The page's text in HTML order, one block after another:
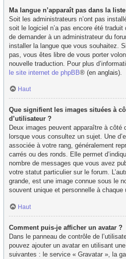
Ma langue n’apparaît pas dans la
Soit les administrateurs n’ont pas
soit le logiciel n’a pas encore été
de demander à un administrateur du
installer la langue que vous souhaitez.
pas, vous êtes libre de vous porter
nouvelle traduction. Pour plus
le site internet de phpBB® (en anglais).
Haut
Que signifient les images situées à
d’utilisateur ?
Deux images peuvent apparaître à côté
lorsque vous consultez un sujet. Une
associée à votre rang, généralement
carrés ou des ronds. Elle permet
nombre de messages que vous avez
votre statut particulier sur le forum.
grande, est une image connue sous le
souvent unique et personnelle à chaque
Haut
Comment puis-je afficher un avatar ?
Dans le panneau de contrôle de
pouvez ajouter un avatar en utilisant
suivantes : le service « Gravatar », la